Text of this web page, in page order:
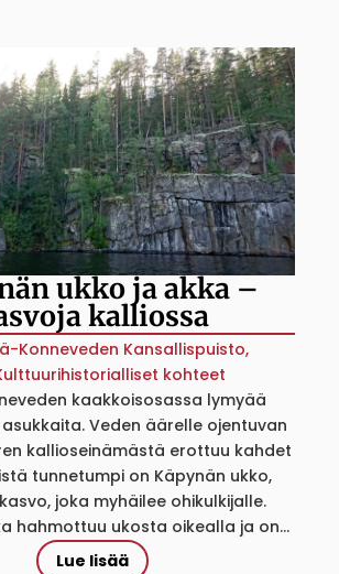
ukko ja akka –
kalliossa
Konneveden Kansallispuisto,
kohteet
kaakkoisosassa lymyää
Veden äärelle ojentuvan
kallioseinämästä erottuu kahdet
tunnetumpi on Käpynän ukko,
joka myhäilee ohikulkijalle.
hahmottuu ukosta oikealla ja on...
Lue lisää